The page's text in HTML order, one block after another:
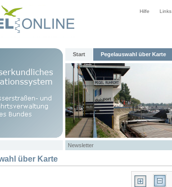
Hilfe Links
Start Pegelauswahl über Karte
Newsletter
über Karte